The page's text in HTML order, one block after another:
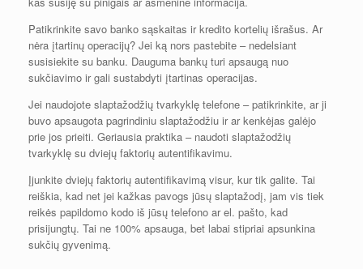
Patikrinkite savo banko sąskaitas ir kredito kortelių išrašus. Ar
nėra įtartinų operacijų? Jei ką nors pastebite – nedelsiant
susisiekite su banku. Dauguma bankų turi apsaugą nuo
sukčiavimo ir gali sustabdyti įtartinas operacijas.
Jei naudojote slaptažodžių tvarkyklę telefone – patikrinkite, ar ji
buvo apsaugota pagrindiniu slaptažodžiu ir ar kenkėjas galėjo
prie jos prieiti. Geriausia praktika – naudoti slaptažodžių
tvarkyklę su dviejų faktorių autentifikavimu.
Įjunkite dviejų faktorių autentifikavimą visur, kur tik galite. Tai
reiškia, kad net jei kažkas pavogs jūsų slaptažodį, jam vis tiek
reikės papildomo kodo iš jūsų telefono ar el. pašto, kad
prisijungtų. Tai ne 100% apsauga, bet labai stipriai apsunkina
sukčių gyvenimą.